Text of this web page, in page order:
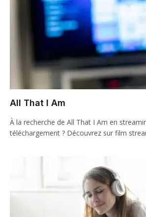
All That I Am
À la recherche de All That I Am en
téléchargement ? Découvrez sur film